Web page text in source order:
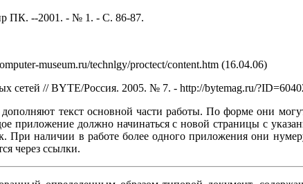
ПК. --2001. - № 1. - С. 86-87.
museum.ru/technlgy/proctect/content.htm (16.04.06)
сетей // BYTE/Россия. 2005. № 7. - http://bytemag.ru/
текст основной части работы. По форме они могут
приложение должно начинаться с новой страницы с
При наличии в работе более одного приложения они
через ссылки.